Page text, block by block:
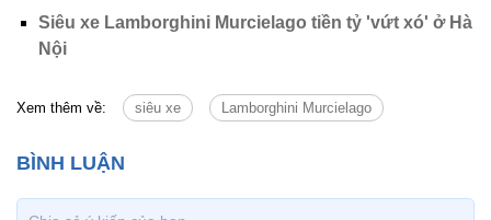
Siêu xe Lamborghini Murcielago tiền tỷ 'vứt xó' ở Hà
Nội
Xem thêm về: siêu xe Lamborghini Murcielago